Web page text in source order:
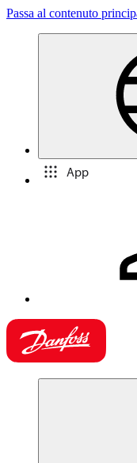
Passa al contenuto
App